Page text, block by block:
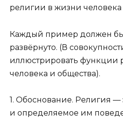
религии в жизни человека
Каждый пример должен
развёрнуто. (В
иллюстрировать функции
человека и общества).
1. Обоснование. Религия —
и определяемое им